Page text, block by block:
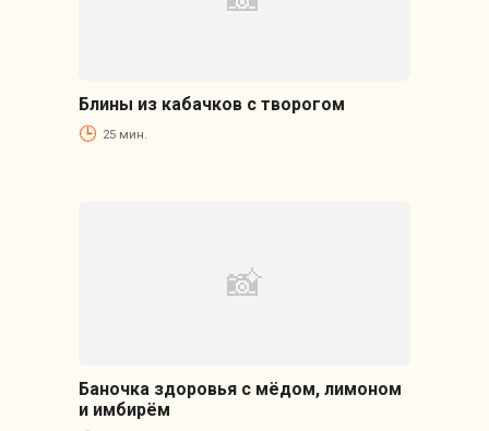
Блины из кабачков с творогом
25 мин.
Баночка здоровья с мёдом, лимоном
и имбирём